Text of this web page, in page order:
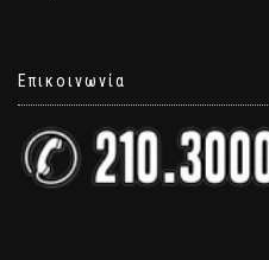
Επικοινωνία